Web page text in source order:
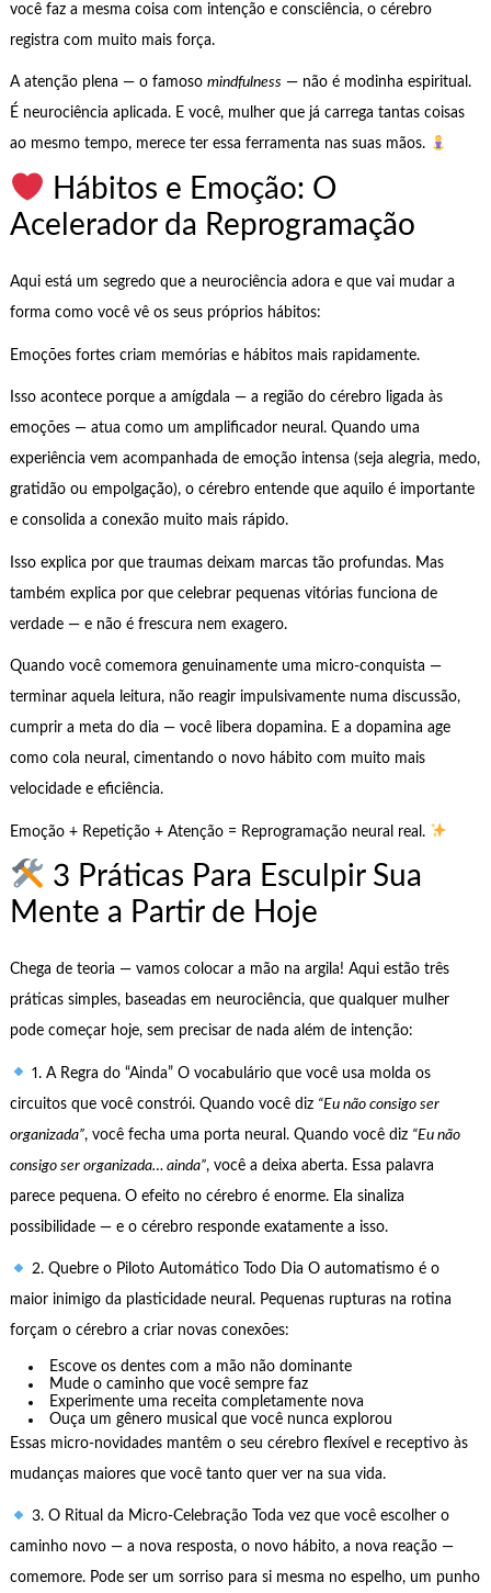
você faz a mesma coisa com intenção e consciência, o cérebro
registra com muito mais força.
A atenção plena — o famoso mindfulness — não é modinha espiritual.
É neurociência aplicada. E você, mulher que já carrega tantas coisas
ao mesmo tempo, merece ter essa ferramenta nas suas mãos.
Hábitos e Emoção: O
Acelerador da Reprogramação
Aqui está um segredo que a neurociência adora e que vai mudar a
forma como você vê os seus próprios hábitos:
Emoções fortes criam memórias e hábitos mais rapidamente.
Isso acontece porque a amígdala — a região do cérebro ligada às
emoções — atua como um amplificador neural. Quando uma
experiência vem acompanhada de emoção intensa (seja alegria, medo,
gratidão ou empolgação), o cérebro entende que aquilo é importante
e consolida a conexão muito mais rápido.
Isso explica por que traumas deixam marcas tão profundas. Mas
também explica por que celebrar pequenas vitórias funciona de
verdade — e não é frescura nem exagero.
Quando você comemora genuinamente uma micro-conquista —
terminar aquela leitura, não reagir impulsivamente numa discussão,
cumprir a meta do dia — você libera dopamina. E a dopamina age
como cola neural, cimentando o novo hábito com muito mais
velocidade e eficiência.
Emoção + Repetição + Atenção = Reprogramação neural real.
3 Práticas Para Esculpir Sua
Mente a Partir de Hoje
Chega de teoria — vamos colocar a mão na argila! Aqui estão três
práticas simples, baseadas em neurociência, que qualquer mulher
pode começar hoje, sem precisar de nada além de intenção:
1. A Regra do “Ainda” O vocabulário que você usa molda os
circuitos que você constrói. Quando você diz “Eu não consigo ser
organizada”, você fecha uma porta neural. Quando você diz “Eu não
consigo ser organizada… ainda”, você a deixa aberta. Essa palavra
parece pequena. O efeito no cérebro é enorme. Ela sinaliza
possibilidade — e o cérebro responde exatamente a isso.
2. Quebre o Piloto Automático Todo Dia O automatismo é o
maior inimigo da plasticidade neural. Pequenas rupturas na rotina
forçam o cérebro a criar novas conexões:
Escove os dentes com a mão não dominante
Mude o caminho que você sempre faz
Experimente uma receita completamente nova
Ouça um gênero musical que você nunca explorou
Essas micro-novidades mantêm o seu cérebro flexível e receptivo às
mudanças maiores que você tanto quer ver na sua vida.
3. O Ritual da Micro-Celebração Toda vez que você escolher o
caminho novo — a nova resposta, o novo hábito, a nova reação —
comemore. Pode ser um sorriso para si mesma no espelho, um punho